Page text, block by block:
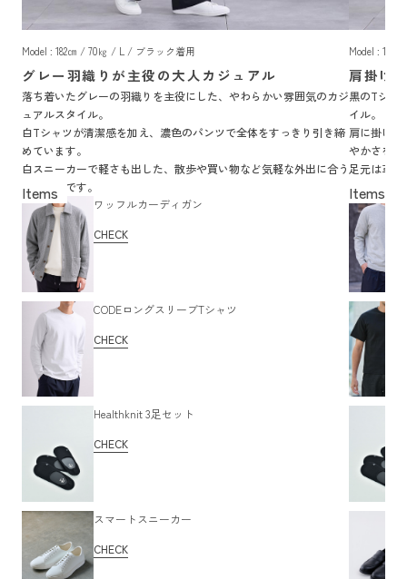
Model : 182㎝ / 70㎏ / L / ブラック着用
グレー羽織りが主役の大人カジュアル
落ち着いたグレーの羽織りを主役にした、やわらかい雰囲気のカジ
ュアルスタイル。
白Tシャツが清潔感を加え、濃色のパンツで全体をすっきり引き締
めています。
白スニーカーで軽さも出した、散歩や買い物など気軽な外出に合う
着こなしです。
ワッフルカーディガン
CHECK
CODEロングスリーブTシャツ
CHECK
Healthknit 3足セット
CHECK
スマートスニーカー
CHECK
Model : 183
肩掛け
黒のTシャ
イル。
肩に掛け
やかさを加
足元は革
囲気の着